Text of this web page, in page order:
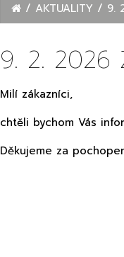
9. 2. 2026
Milí zákazníci,
chtěli bychom Vás
Děkujeme za
AKTUALITY 9.